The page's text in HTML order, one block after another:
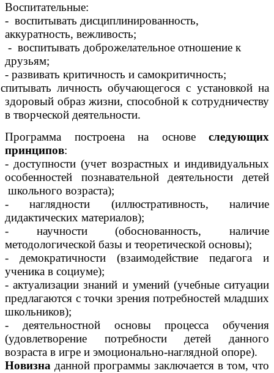
Воспитательные:
- воспитывать дисциплинированность,
аккуратность, вежливость;
- воспитывать доброжелательное отношение к
друзьям;
- развивать критичность и самокритичность;
личность обучающегося с установкой на
здоровый образ жизни, способной к сотрудничеству
в творческой деятельности.
Программа построена на основе следующих
принципов:
- доступности (учет возрастных и индивидуальных
особенностей познавательной деятельности детей
школьного возраста);
- наглядности (иллюстративность, наличие
дидактических материалов);
- научности (обоснованность, наличие
методологической базы и теоретической основы);
- демократичности (взаимодействие педагога и
ученика в социуме);
- актуализации знаний и умений (учебные ситуации
предлагаются с точки зрения потребностей младших
школьников);
- деятельностной основы процесса обучения
(удовлетворение потребности детей данного
возраста в игре и эмоционально-наглядной опоре).
Новизна данной программы заключается в том, что